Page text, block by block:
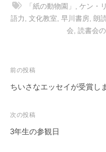
「紙の動物園」 , ケン・
語力 , 文化教室, 早川書房, 朗
会, 読書会
投
稿
ビ
ゲ
前の投稿
ちいさなエッセイが受賞し
次の投稿
3年生の参観日